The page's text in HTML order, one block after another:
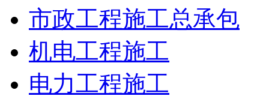
市政工程施工总承包
机电工程施工
电力工程施工